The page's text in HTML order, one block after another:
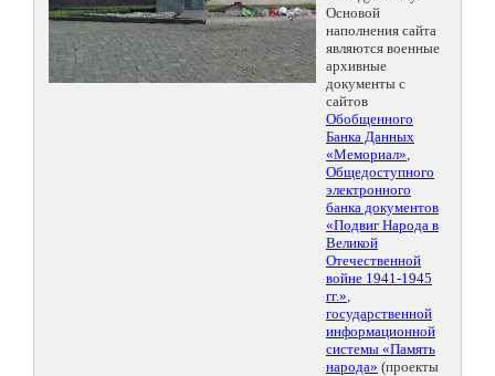
Основой
наполнения сайта
являются военные
архивные
документы с
сайтов
Обобщенного
Банка Данных
«Мемориал»,
Общедоступного
электронного
банка документов
«Подвиг Народа в
Великой
Отечественной
войне 1941-1945
гг.»,
государственной
информационной
системы «Память
народа» (проекты